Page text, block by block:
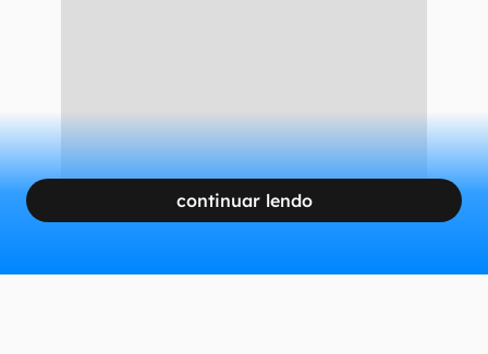
continuar lendo